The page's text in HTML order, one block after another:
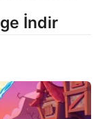
İndir